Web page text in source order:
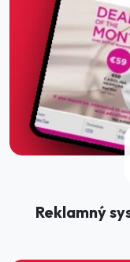
Reklamný